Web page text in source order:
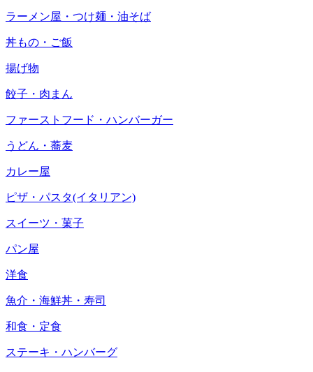
ラーメン屋・つけ麺・油そば
丼もの・ご飯
揚げ物
餃子・肉まん
ファーストフード・ハンバーガー
うどん・蕎麦
カレー屋
ピザ・パスタ(イタリアン)
スイーツ・菓子
パン屋
洋食
魚介・海鮮丼・寿司
和食・定食
ステーキ・ハンバーグ